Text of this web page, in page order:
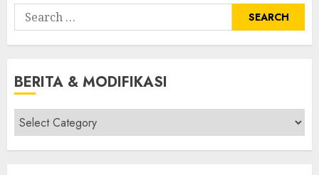
Search
for:
BERITA & MODIFIKASI
Berita
&
Modifikasi